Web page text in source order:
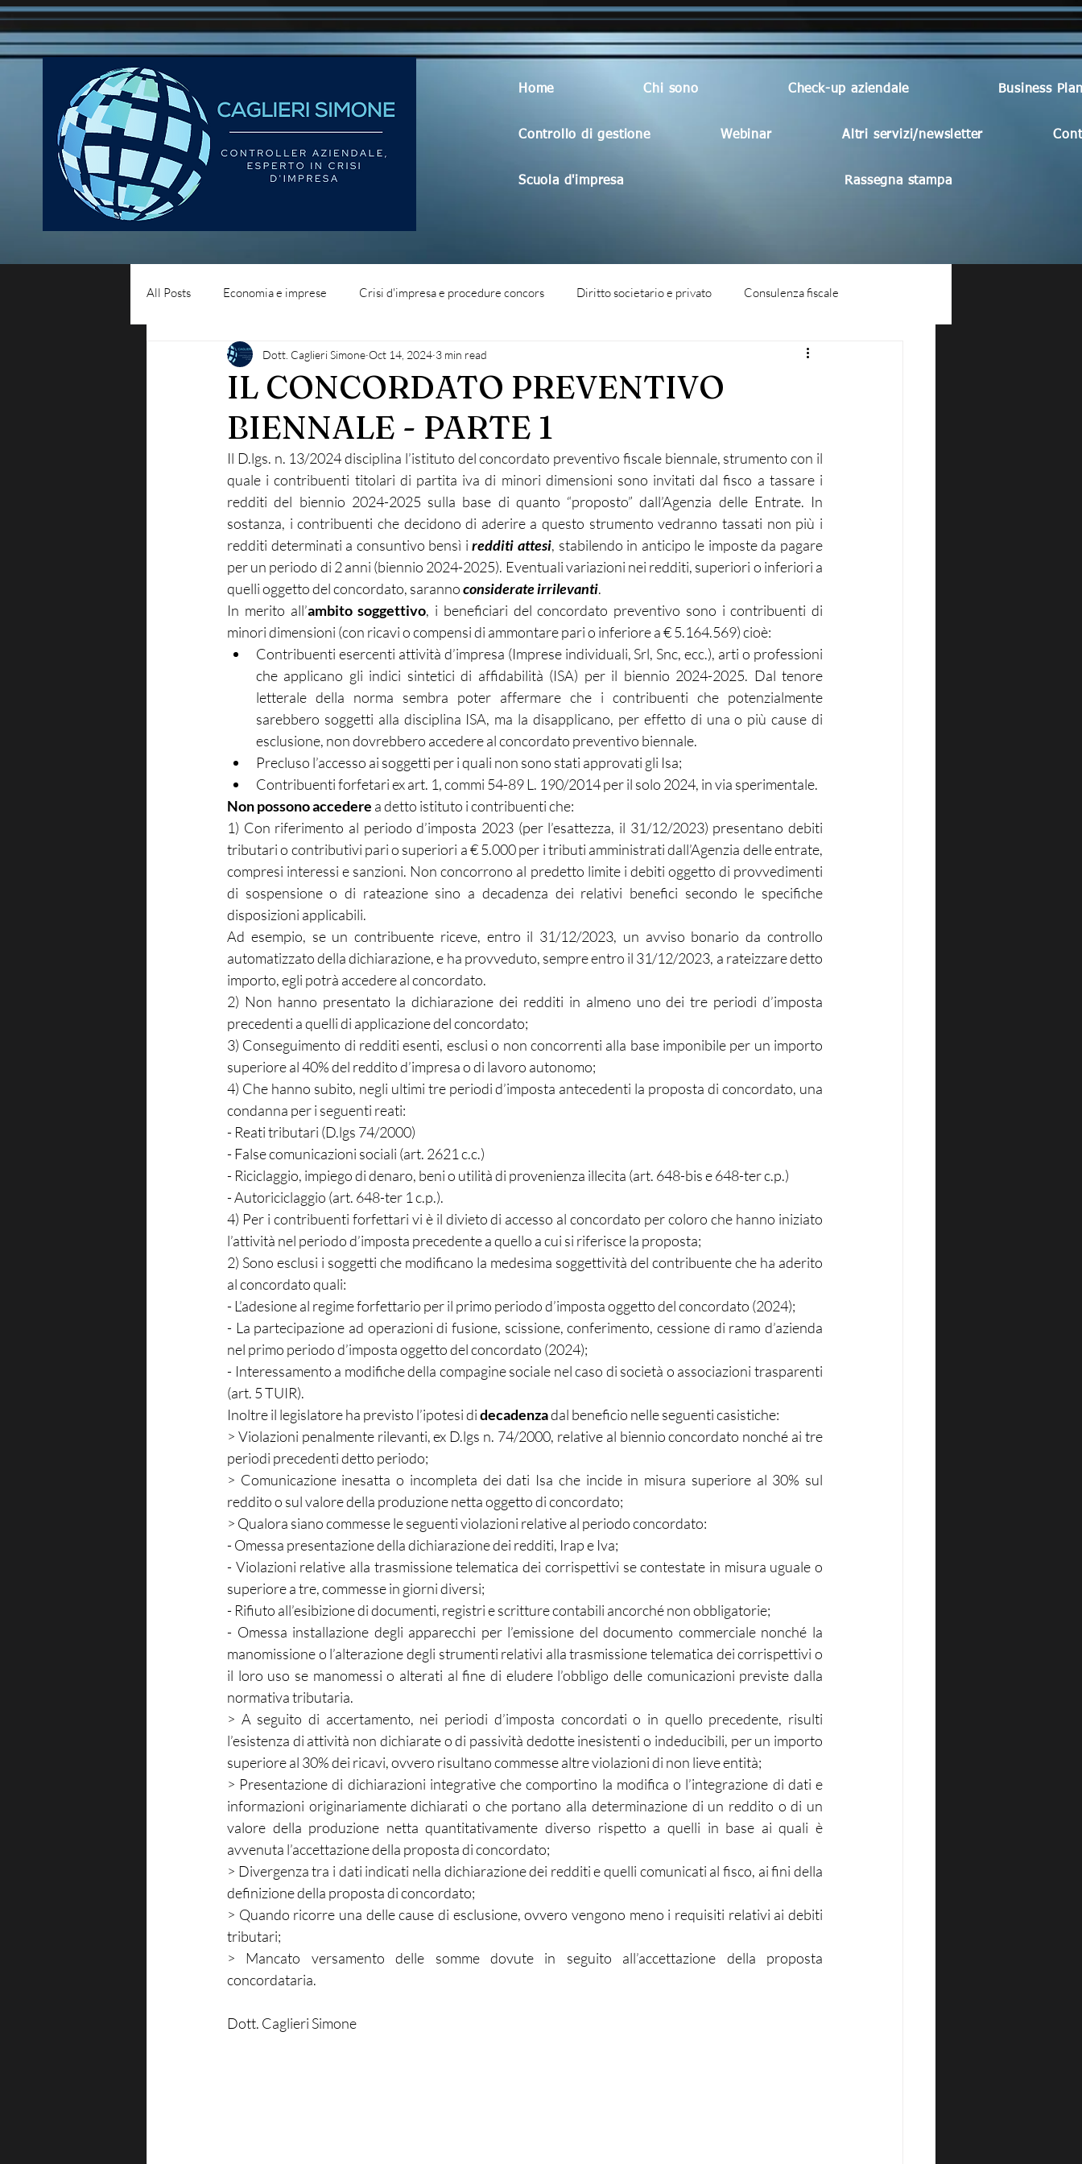
Home Chi sono Check-up aziendale Business
Controllo di gestione Webinar Altri servizi/newsletter
Scuola d'impresa Rassegna stampa
All Posts Economia e imprese Crisi d'impresa e procedure concors Diritto societario e privato Consulenza fiscale
Diritto del lavoro Blog - liquidità aziendale Blog generico
IL CONCORDATO PREVENTIVO
BIENNALE - PARTE 1
Dott. Caglieri Simone Oct 14, 2024 3 min read
Il D.lgs. n. 13/2024 disciplina l’istituto del concordato preventivo fiscale biennale, strumento con il
quale i contribuenti titolari di partita iva di minori dimensioni sono invitati dal fisco a tassare i
redditi del biennio 2024-2025 sulla base di quanto “proposto” dall’Agenzia delle Entrate. In
sostanza, i contribuenti che decidono di aderire a questo strumento vedranno tassati non più i
redditi determinati a consuntivo bensì i redditi attesi, stabilendo in anticipo le imposte da pagare
per un periodo di 2 anni (biennio 2024-2025). Eventuali variazioni nei redditi, superiori o inferiori a
quelli oggetto del concordato, saranno considerate irrilevanti.
In merito all’ambito soggettivo, i beneficiari del concordato preventivo sono i contribuenti di
minori dimensioni (con ricavi o compensi di ammontare pari o inferiore a € 5.164.569) cioè:
Contribuenti esercenti attività d’impresa (Imprese individuali, Srl, Snc, ecc.), arti o professioni
che applicano gli indici sintetici di affidabilità (ISA) per il biennio 2024-2025. Dal tenore
letterale della norma sembra poter affermare che i contribuenti che potenzialmente
sarebbero soggetti alla disciplina ISA, ma la disapplicano, per effetto di una o più cause di
esclusione, non dovrebbero accedere al concordato preventivo biennale.
Precluso l’accesso ai soggetti per i quali non sono stati approvati gli Isa;
Contribuenti forfetari ex art. 1, commi 54-89 L. 190/2014 per il solo 2024, in via sperimentale.
Non possono accedere a detto istituto i contribuenti che:
1) Con riferimento al periodo d’imposta 2023 (per l’esattezza, il 31/12/2023) presentano debiti
tributari o contributivi pari o superiori a € 5.000 per i tributi amministrati dall’Agenzia delle entrate,
compresi interessi e sanzioni. Non concorrono al predetto limite i debiti oggetto di provvedimenti
di sospensione o di rateazione sino a decadenza dei relativi benefici secondo le specifiche
disposizioni applicabili.
Ad esempio, se un contribuente riceve, entro il 31/12/2023, un avviso bonario da controllo
automatizzato della dichiarazione, e ha provveduto, sempre entro il 31/12/2023, a rateizzare detto
importo, egli potrà accedere al concordato.
2) Non hanno presentato la dichiarazione dei redditi in almeno uno dei tre periodi d’imposta
precedenti a quelli di applicazione del concordato;
3) Conseguimento di redditi esenti, esclusi o non concorrenti alla base imponibile per un importo
superiore al 40% del reddito d’impresa o di lavoro autonomo;
4) Che hanno subito, negli ultimi tre periodi d’imposta antecedenti la proposta di concordato, una
condanna per i seguenti reati:
- Reati tributari (D.lgs 74/2000)
- False comunicazioni sociali (art. 2621 c.c.)
- Riciclaggio, impiego di denaro, beni o utilità di provenienza illecita (art. 648-bis e 648-ter c.p.)
- Autoriciclaggio (art. 648-ter 1 c.p.).
4) Per i contribuenti forfettari vi è il divieto di accesso al concordato per coloro che hanno iniziato
l’attività nel periodo d’imposta precedente a quello a cui si riferisce la proposta;
2) Sono esclusi i soggetti che modificano la medesima soggettività del contribuente che ha aderito
al concordato quali:
- L’adesione al regime forfettario per il primo periodo d’imposta oggetto del concordato (2024);
- La partecipazione ad operazioni di fusione, scissione, conferimento, cessione di ramo d’azienda
nel primo periodo d’imposta oggetto del concordato (2024);
- Interessamento a modifiche della compagine sociale nel caso di società o associazioni trasparenti
(art. 5 TUIR).
Inoltre il legislatore ha previsto l’ipotesi di decadenza dal beneficio nelle seguenti casistiche:
> Violazioni penalmente rilevanti, ex D.lgs n. 74/2000, relative al biennio concordato nonché ai tre
periodi precedenti detto periodo;
> Comunicazione inesatta o incompleta dei dati Isa che incide in misura superiore al 30% sul
reddito o sul valore della produzione netta oggetto di concordato;
> Qualora siano commesse le seguenti violazioni relative al periodo concordato:
- Omessa presentazione della dichiarazione dei redditi, Irap e Iva;
- Violazioni relative alla trasmissione telematica dei corrispettivi se contestate in misura uguale o
superiore a tre, commesse in giorni diversi;
- Rifiuto all’esibizione di documenti, registri e scritture contabili ancorché non obbligatorie;
- Omessa installazione degli apparecchi per l’emissione del documento commerciale nonché la
manomissione o l’alterazione degli strumenti relativi alla trasmissione telematica dei corrispettivi o
il loro uso se manomessi o alterati al fine di eludere l’obbligo delle comunicazioni previste dalla
normativa tributaria.
> A seguito di accertamento, nei periodi d’imposta concordati o in quello precedente, risulti
l’esistenza di attività non dichiarate o di passività dedotte inesistenti o indeducibili, per un importo
superiore al 30% dei ricavi, ovvero risultano commesse altre violazioni di non lieve entità;
> Presentazione di dichiarazioni integrative che comportino la modifica o l’integrazione di dati e
informazioni originariamente dichiarati o che portano alla determinazione di un reddito o di un
valore della produzione netta quantitativamente diverso rispetto a quelli in base ai quali è
avvenuta l’accettazione della proposta di concordato;
> Divergenza tra i dati indicati nella dichiarazione dei redditi e quelli comunicati al fisco, ai fini della
definizione della proposta di concordato;
> Quando ricorre una delle cause di esclusione, ovvero vengono meno i requisiti relativi ai debiti
tributari;
> Mancato versamento delle somme dovute in seguito all’accettazione della proposta
concordataria.
Dott. Caglieri Simone